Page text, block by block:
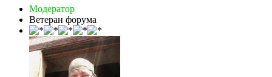
Модератор
Ветеран форума